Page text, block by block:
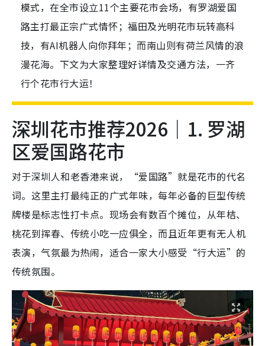
模式，在全市设立11个主要花市会场，有罗湖爱国
路主打最正宗广式情怀；福田及光明花市玩转高科
技，有AI机器人向你拜年；而南山则有荷兰风情的浪
漫花海。下文为大家整理好详情及交通方法，一齐
行个花市行大运！
深圳花市推荐2026｜1. 罗湖
区爱国路花市
对于深圳人和老香港来说，“爱国路”就是花市的代名
词。这里主打最纯正的广式年味，每年必备的巨型传统
牌楼是标志性打卡点。现场会有数百个摊位，从年桔、
桃花到挥春、传统小吃一应俱全，而且近年更有无人机
表演，气氛最为热闹，适合一家大小感受“行大运”的
传统氛围。